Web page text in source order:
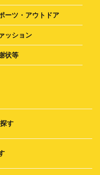
ーツ・アウトドア
ッション
状等
す